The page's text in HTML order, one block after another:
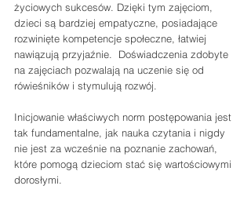
życiowych sukcesów. Dzięki tym zajęciom,
dzieci są bardziej empatyczne, posiadające
rozwinięte kompetencje społeczne, łatwiej
nawiązują przyjaźnie.  Doświadczenia zdobyte
na zajęciach pozwalają na uczenie się od
rówieśników i stymulują rozwój.
Inicjowanie właściwych norm postępowania jest
tak fundamentalne, jak nauka czytania i nigdy
nie jest za wcześnie na poznanie zachowań,
które pomogą dzieciom stać się wartościowymi
dorosłymi.